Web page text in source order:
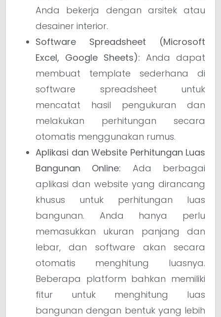
Anda bekerja dengan arsitek atau
desainer interior.
Software Spreadsheet (Microsoft
Excel, Google Sheets): Anda dapat
membuat template sederhana di
software spreadsheet untuk
mencatat hasil pengukuran dan
melakukan perhitungan secara
otomatis menggunakan rumus.
Aplikasi dan Website Perhitungan Luas
Bangunan Online: Ada berbagai
aplikasi dan website yang dirancang
khusus untuk perhitungan luas
bangunan. Anda hanya perlu
memasukkan ukuran panjang dan
lebar, dan software akan secara
otomatis menghitung luasnya.
Beberapa platform bahkan memiliki
fitur untuk menghitung luas
bangunan dengan bentuk yang lebih